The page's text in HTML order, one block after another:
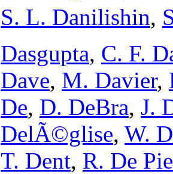
S. L. Danilishin,
Dasgupta, C. F.
Dave, M. Davier,
De, D. DeBra, J.
DelÃ©glise, W.
T. Dent, R. De